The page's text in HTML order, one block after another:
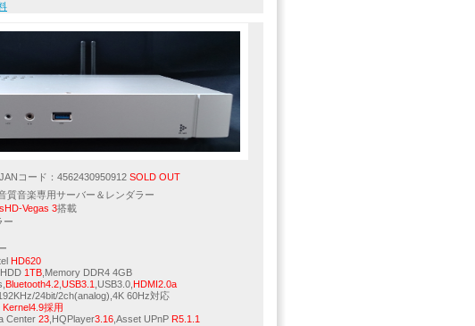
JANコード：4562430950912 SOLD OUT
音楽専用サーバー＆レンダラー
Vegas 3搭載
ー
HD620
1TB ,Memory DDR4 4GB
Bluetooth4.2 USB3.1 ,USB3.0, HDMI2.0a
24bit/2ch(analog),4K 60Hz対応
Kernel4.9採用
Center 23 ,HQPlayer3.16 ,Asset UPnP R5.1.1